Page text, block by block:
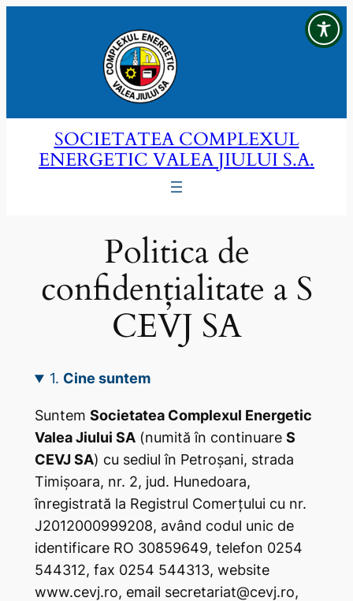
SOCIETATEA COMPLEXUL
ENERGETIC VALEA JIULUI S.A.
Politica de
confidențialitate a S
CEVJ SA
1. Cine suntem
Suntem Societatea Complexul Energetic
Valea Jiului SA(numită în continuare S
CEVJ SA) cu sediul în Petroșani, strada
Timișoara, nr. 2, jud. Hunedoara,
înregistrată la Registrul Comerțului cu nr.
J2012000999208, având codul unic de
identificare RO 30859649, telefon 0254
544312, fax 0254 544313, website
www.cevj.ro, email secretariat@cevj.ro,